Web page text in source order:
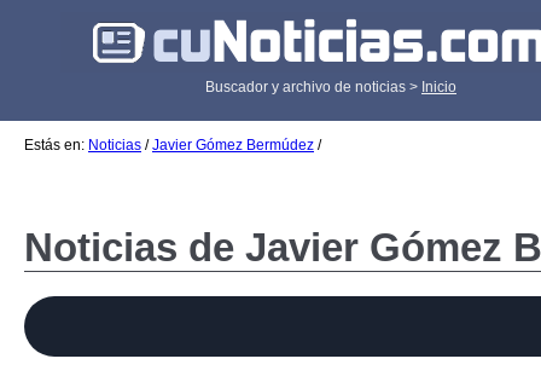
Buscador y archivo de noticias > Inicio
Estás en: Noticias /Javier Gómez Bermúdez /
Noticias de Javier Gómez